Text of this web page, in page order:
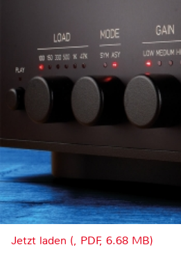
Jetzt laden (, PDF, 6.68 MB)